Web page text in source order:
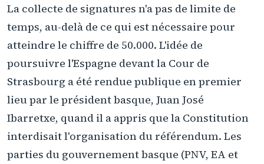
La collecte de signatures n'a pas de limite de
temps, au-delà de ce qui est nécessaire pour
atteindre le chiffre de 50.000. L'idée de
poursuivre l'Espagne devant la Cour de
Strasbourg a été rendue publique en premier
lieu par le président basque, Juan José
Ibarretxe, quand il a appris que la Constitution
interdisait l'organisation du référendum. Les
parties du gouvernement basque (PNV, EA et